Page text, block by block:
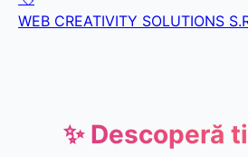
WEB CREATIVITY SOLUTIONS
✨ Descoperă